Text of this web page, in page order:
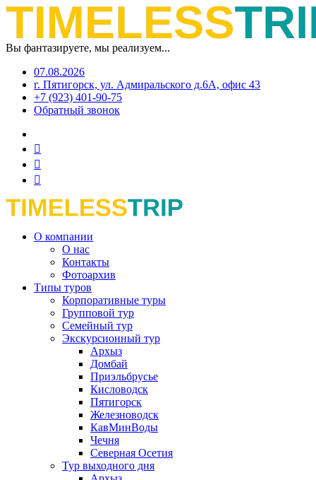
Вы фантазируете, мы реализуем...
07.08.2026
г. Пятигорск, ул. Адмиральского д.6А, офис 43
+7 (923) 401-90-75
Обратный звонок
О компании
О нас
Контакты
Фотоархив
Типы туров
Корпоративные туры
Групповой тур
Семейный тур
Экскурсионный тур
Архыз
Домбай
Приэльбрусье
Кисловодск
Пятигорск
Железноводск
КавМинВоды
Чечня
Северная Осетия
Тур выходного дня